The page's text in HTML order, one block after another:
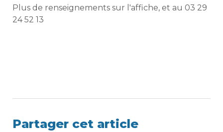
Plus de renseignements sur l'affiche, et au 03 29
24 52 13
Partager cet article